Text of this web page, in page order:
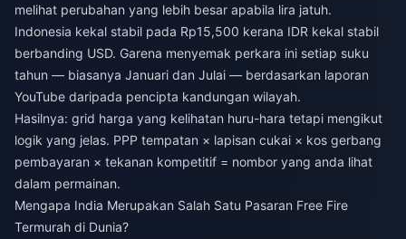
melihat perubahan yang lebih besar apabila lira jatuh.
Indonesia kekal stabil pada Rp15,500 kerana IDR kekal stabil
berbanding USD. Garena menyemak perkara ini setiap suku
tahun — biasanya Januari dan Julai — berdasarkan laporan
YouTube daripada pencipta kandungan wilayah.
Hasilnya: grid harga yang kelihatan huru-hara tetapi mengikut
logik yang jelas. PPP tempatan × lapisan cukai × kos gerbang
pembayaran × tekanan kompetitif = nombor yang anda lihat
dalam permainan.
Mengapa India Merupakan Salah Satu Pasaran Free Fire
Termurah di Dunia?